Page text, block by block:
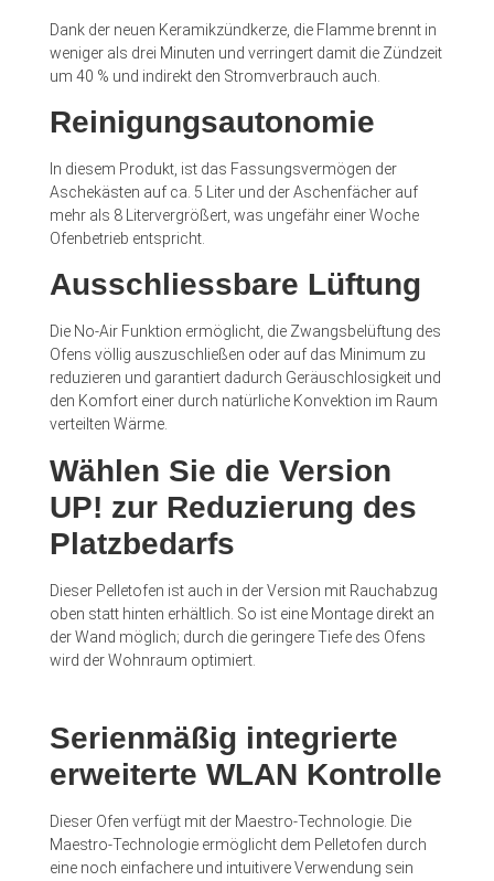
Dank der neuen Keramikzündkerze, die Flamme brennt in
weniger als drei Minuten und verringert damit die Zündzeit
um 40 % und indirekt den Stromverbrauch auch.
Reinigungsautonomie
In diesem Produkt, ist das Fassungsvermögen der
Aschekästen auf ca. 5 Liter und der Aschenfächer auf
mehr als 8 Litervergrößert, was ungefähr einer Woche
Ofenbetrieb entspricht.
Ausschliessbare Lüftung
Die No-Air Funktion ermöglicht, die Zwangsbelüftung des
Ofens völlig auszuschließen oder auf das Minimum zu
reduzieren und garantiert dadurch Geräuschlosigkeit und
den Komfort einer durch natürliche Konvektion im Raum
verteilten Wärme.
Wählen Sie die Version
UP! zur Reduzierung des
Platzbedarfs
Dieser Pelletofen ist auch in der Version mit Rauchabzug
oben statt hinten erhältlich. So ist eine Montage direkt an
der Wand möglich; durch die geringere Tiefe des Ofens
wird der Wohnraum optimiert.
Serienmäßig integrierte
erweiterte WLAN Kontrolle
Dieser Ofen verfügt mit der Maestro-Technologie. Die
Maestro-Technologie ermöglicht dem Pelletofen durch
eine noch einfachere und intuitivere Verwendung sein